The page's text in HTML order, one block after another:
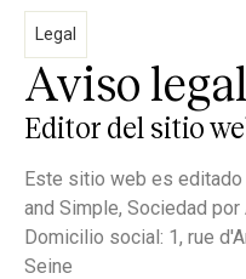
Legal
Aviso legal
Editor del sitio
Este sitio web es editado
and Simple, Sociedad
Domicilio social: 1, rue
Seine